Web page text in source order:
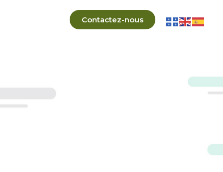
Contactez-nous